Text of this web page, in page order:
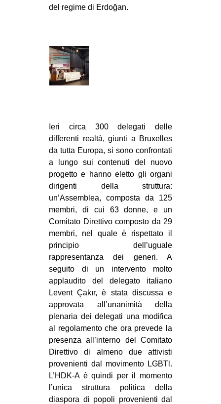
bsky
del regime di Erdoğan.
Ieri circa 300 delegati delle
differenti realtà, giunti a Bruxelles
da tutta Europa, si sono confrontati
a lungo sui contenuti del nuovo
progetto e hanno eletto gli organi
dirigenti della struttura:
un’Assemblea, composta da 125
membri, di cui 63 donne, e un
Comitato Direttivo composto da 29
membri, nel quale è rispettato il
principio dell’uguale
rappresentanza dei generi. A
seguito di un intervento molto
applaudito del delegato italiano
Levent Çakır, è stata discussa e
approvata all’unanimità della
plenaria dei delegati una modifica
al regolamento che ora prevede la
presenza all’interno del Comitato
Direttivo di almeno due attivisti
provenienti dal movimento LGBTl.
L’HDK-A è quindi per il momento
l’unica struttura politica della
diaspora di popoli provenienti dal